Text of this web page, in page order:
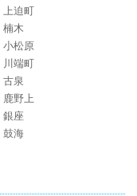
上迫町
楠木
小松原
川端町
古泉
鹿野上
銀座
鼓海